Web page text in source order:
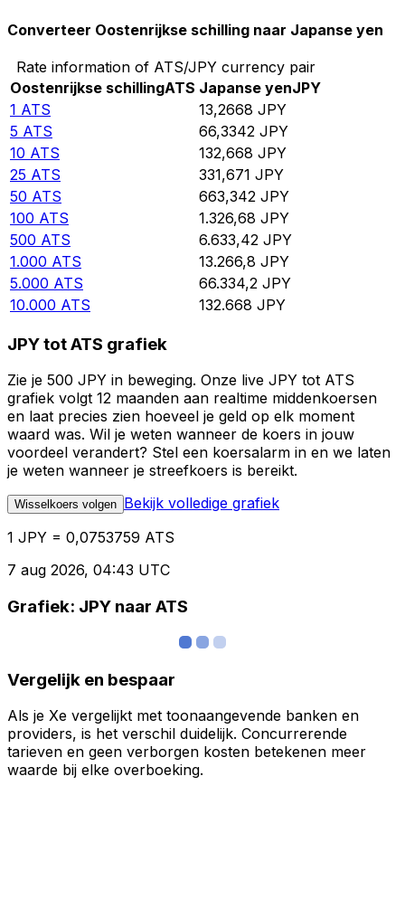
Converteer Oostenrijkse schilling naar Japanse yen
Rate information of ATS/JPY currency pair
Oostenrijkse schillingATS Japanse yenJPY
1 ATS 13,2668 JPY
5 ATS 66,3342 JPY
10 ATS 132,668 JPY
25 ATS 331,671 JPY
50 ATS 663,342 JPY
100 ATS 1.326,68 JPY
500 ATS 6.633,42 JPY
1.000 ATS 13.266,8 JPY
5.000 ATS 66.334,2 JPY
10.000 ATS 132.668 JPY
JPY tot ATS grafiek
Zie je 500 JPY in beweging. Onze live JPY tot ATS
grafiek volgt 12 maanden aan realtime middenkoersen
en laat precies zien hoeveel je geld op elk moment
waard was. Wil je weten wanneer de koers in jouw
voordeel verandert? Stel een koersalarm in en we laten
je weten wanneer je streefkoers is bereikt.
Wisselkoers volgen Bekijk volledige grafiek
1 JPY = 0,0753759 ATS
7 aug 2026, 04:43 UTC
Grafiek: JPY naar ATS
Vergelijk en bespaar
Als je Xe vergelijkt met toonaangevende banken en
providers, is het verschil duidelijk. Concurrerende
tarieven en geen verborgen kosten betekenen meer
waarde bij elke overboeking.